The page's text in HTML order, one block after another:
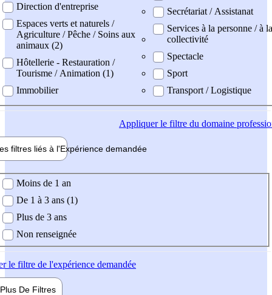
Direction d'entreprise
Espaces verts et naturels /
Agriculture / Pêche / Soins aux
animaux (2)
Hôtellerie - Restauration /
Tourisme / Animation (1)
Immobilier
Secrétariat / Assistanat
Services à la personne / à la
collectivité
Spectacle
Sport
Transport / Logistique
Appliquerle filtre du domaine
filtres liés à l'Expérience demandée
demandée
Moins de 1 an
De 1 à 3 ans (1)
Plus de 3 ans
Non renseignée
le filtre de l'expérience demandée
Plus De Filtres